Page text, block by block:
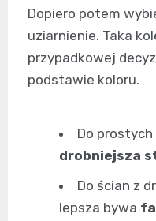
Dopiero potem
uziarnienie. Taka
przypadkowej
podstawie koloru.
Do prostych
drobniejsza
Do ścian z
lepsza bywa